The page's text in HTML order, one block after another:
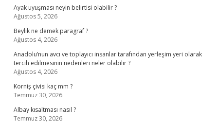
Ayak uyuşması neyin belirtisi olabilir ?
Ağustos 5, 2026
Beylik ne demek paragraf ?
Ağustos 4, 2026
Anadolu’nun avcı ve toplayıcı insanlar tarafından yerleşim yeri olarak
tercih edilmesinin nedenleri neler olabilir ?
Ağustos 4, 2026
Korniş çivisi kaç mm ?
Temmuz 30, 2026
Albay kısaltması nasıl ?
Temmuz 30, 2026